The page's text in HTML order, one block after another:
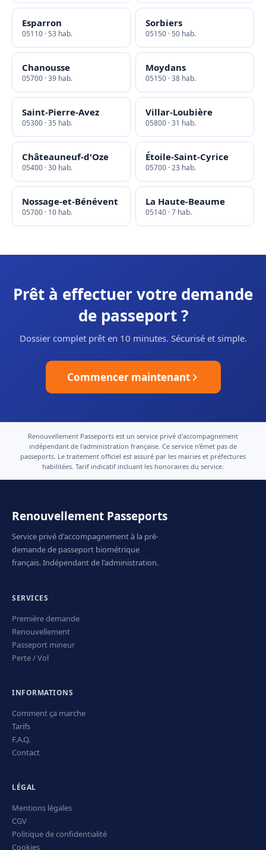
Esparron
05110 · 53 hab.
Sorbiers
05150 · 50 hab.
Chanousse
05700 · 39 hab.
Moydans
05150 · 38 hab.
Saint-Pierre-Avez
05300 · 35 hab.
Villar-Loubière
05800 · 31 hab.
Châteauneuf-d'Oze
05400 · 30 hab.
Étoile-Saint-Cyrice
05700 · 23 hab.
Nossage-et-Bénévent
05700 · 10 hab.
La Haute-Beaume
05140 · 7 hab.
Prêt à effectuer votre demande
de passeport ?
Dossier complet prêt en 10 minutes. Sécurisé et simple.
Commencer maintenant
Renouvellement Passeports est un service privé d'accompagnement
indépendant de l'administration française. Ce service n'émet pas de
passeports. Le traitement officiel est assuré par les mairies et préfectures
habilitées. Tarif indicatif incluant les honoraires du service.
Renouvellement Passeports
Service privé d'accompagnement à la pré-
demande de passeport biométrique
français. Indépendant de l'administration.
SERVICES
Première demande
Renouvellement
Passeport mineur
Perte / Vol
INFORMATIONS
Comment ça marche
Tarifs
F.A.Q.
Contact
LÉGAL
Mentions légales
CGV
Politique de confidentialité
Cookies